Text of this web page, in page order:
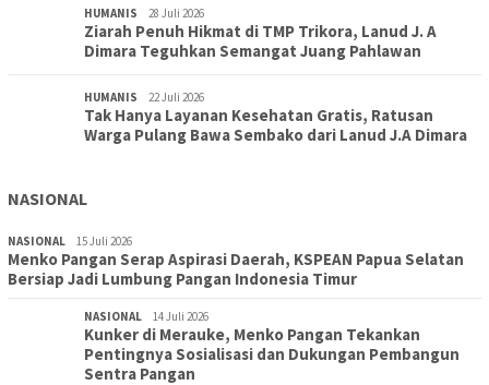
HUMANIS 28 Juli 2026
Ziarah Penuh Hikmat di TMP Trikora, Lanud J. A
Dimara Teguhkan Semangat Juang Pahlawan
HUMANIS 22 Juli 2026
Tak Hanya Layanan Kesehatan Gratis, Ratusan
Warga Pulang Bawa Sembako dari Lanud J.A Dimara
NASIONAL
NASIONAL 15 Juli 2026
Menko Pangan Serap Aspirasi Daerah, KSPEAN Papua Selatan
Bersiap Jadi Lumbung Pangan Indonesia Timur
NASIONAL 14 Juli 2026
Kunker di Merauke, Menko Pangan Tekankan
Pentingnya Sosialisasi dan Dukungan Pembangun
Sentra Pangan